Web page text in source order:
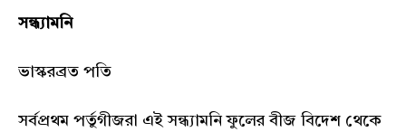
সন্ধ্যামনি
ভাস্করব্রত পতি
সর্বপ্রথম পর্তুগীজরা এই সন্ধ্যামনি ফুলের বীজ বিদেশ থেকে